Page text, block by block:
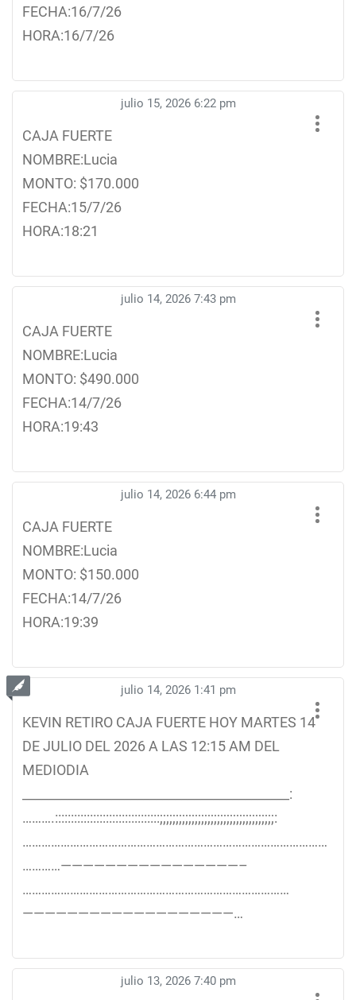
FECHA:16/7/26
HORA:16/7/26
julio 15, 2026 6:22 pm
CAJA FUERTE
NOMBRE:Lucia
MONTO: $170.000
FECHA:15/7/26
HORA:18:21
julio 14, 2026 7:43 pm
CAJA FUERTE
NOMBRE:Lucia
MONTO: $490.000
FECHA:14/7/26
HORA:19:43
julio 14, 2026 6:44 pm
CAJA FUERTE
NOMBRE:Lucia
MONTO: $150.000
FECHA:14/7/26
HORA:19:39
julio 14, 2026 1:41 pm
KEVIN RETIRO CAJA FUERTE HOY MARTES 14
DE JULIO DEL 2026 A LAS 12:15 AM DEL
MEDIODIA
__________________________________________:
……….:::::::::::::::::::::::::::::::::;;;;;;;;;;;;;;;;;;;;;;;;;;;;;;;;;;;;:
……………………………………………………………………………………
…………————————————————–
…………………………………………………………………………
———————————————————…
julio 13, 2026 7:40 pm